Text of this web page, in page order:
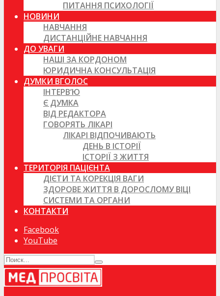
ПИТАННЯ ПСИХОЛОГІЇ
НОВИНИ
НАВЧАННЯ
ДИСТАНЦІЙНЕ НАВЧАННЯ
ДО УВАГИ
НАШІ ЗА КОРДОНОМ
ЮРИДИЧНА КОНСУЛЬТАЦІЯ
ДУМКИ ВГОЛОС
ІНТЕРВ’Ю
Є ДУМКА
ВІД РЕДАКТОРА
ГОВОРЯТЬ ЛІКАРІ
ЛІКАРІ ВІДПОЧИВАЮТЬ
ДЕНЬ В ІСТОРІЇ
ІСТОРІЇ З ЖИТТЯ
ТЕРИТОРІЯ ПАЦІЄНТА
ДІЄТИ ТА КОРЕКЦІЯ ВАГИ
ЗДОРОВЕ ЖИТТЯ В ДОРОСЛОМУ ВІЦІ
СИСТЕМИ ТА ОРГАНИ
КОНТАКТИ
Facebook
YouTube